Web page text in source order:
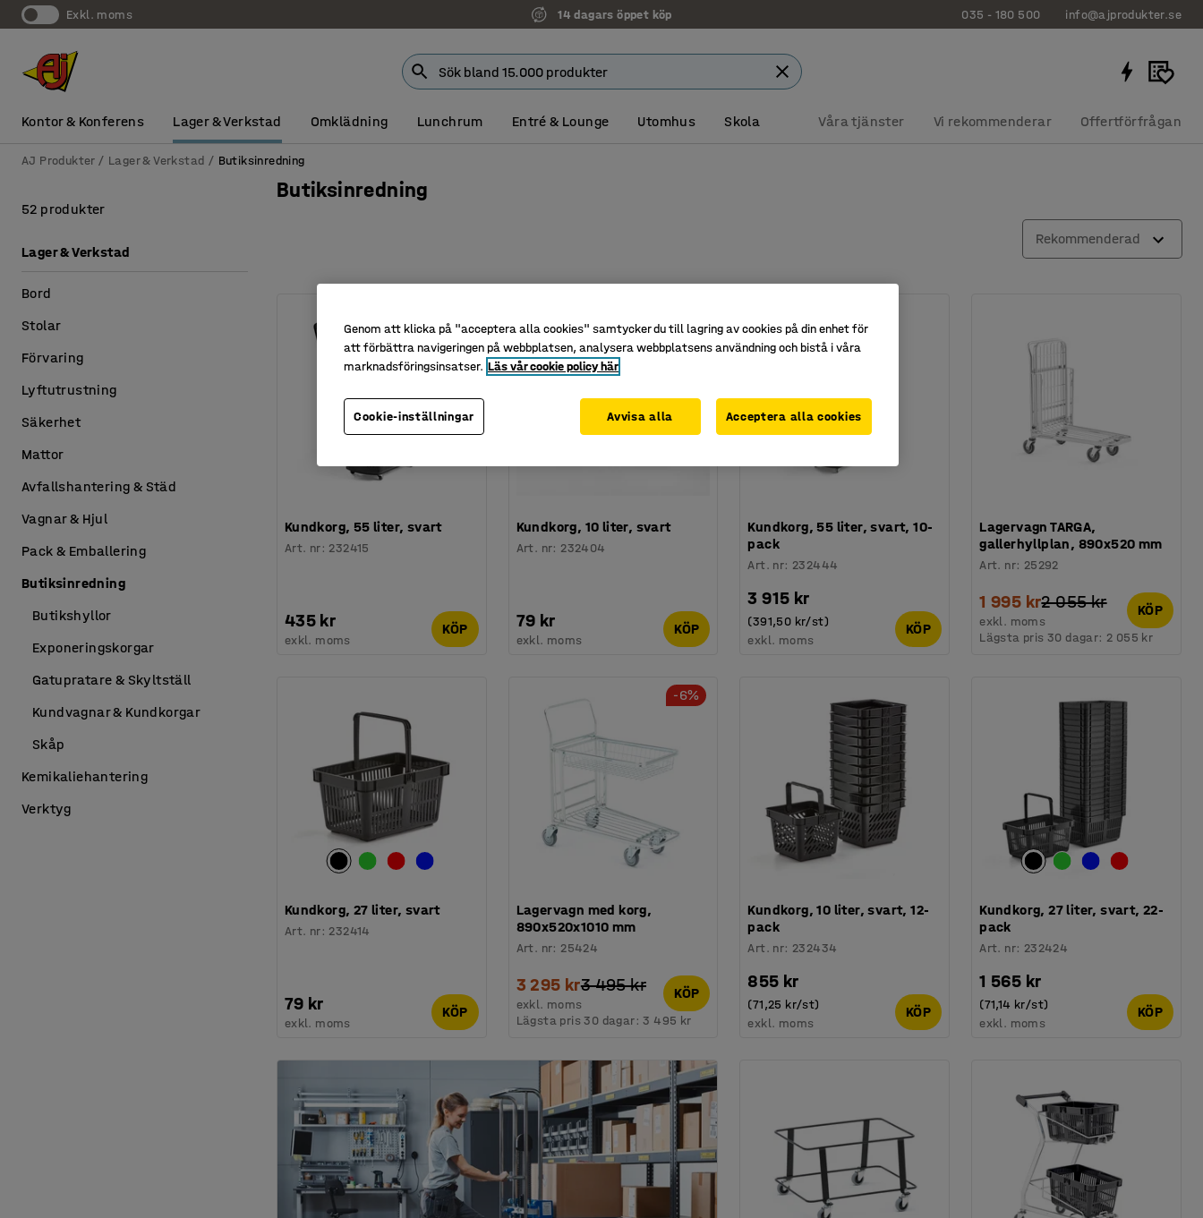
exkl. moms 14 dagars öppet köp 035 - 180 500 info@ajprodukter.se
Kontor & Konferens Lager & Verkstad Omklädning Lunchrum Entré & Lounge Utomhus Skola Våra tjänster Vi rekommenderar Offertförfrågan
AJ Produkter Lager & Verkstad Butiksinredning
Butiksinredning
Rekommenderad
Kundkorg, 55 liter, svart
Art. nr: 232415
435 kr
exkl. moms
KÖP
Kundkorg, 10 liter, svart
Art. nr: 232404
79 kr
exkl. moms
KÖP
Kundkorg, 55 liter, svart, 10-
pack
Art. nr: 232444
3 915 kr
(391,50 kr/st)
exkl. moms
KÖP
Lagervagn TARGA,
gallerhyllplan, 890x520 mm
Art. nr: 25292
1 995 kr2 055 kr
exkl. moms
KÖP
Lägsta pris 30 dagar: 2 055 kr
Kundkorg, 27 liter, svart
Art. nr: 232414
79 kr
exkl. moms
KÖP
-6%
Lagervagn med korg,
890x520x1010 mm
Art. nr: 25424
3 295 kr3 495 kr
exkl. moms
KÖP
Lägsta pris 30 dagar:3 495 kr
Kundkorg, 10 liter, svart, 12-
pack
Art. nr: 232434
855 kr
(71,25 kr/st)
exkl. moms
KÖP
Kundkorg, 27 liter, svart, 22-
pack
Art. nr: 232424
1 565 kr
(71,14 kr/st)
exkl. moms
KÖP
52 produkter
Lager & Verkstad
Bord
Stolar
Förvaring
Lyftutrustning
Säkerhet
Mattor
Avfallshantering & Städ
Vagnar & Hjul
Pack & Emballering
Butiksinredning
Butikshyllor
Exponeringskorgar
Gatupratare & Skyltställ
Kundvagnar & Kundkorgar
Skåp
Kemikaliehantering
Verktyg
Genom att klicka på "acceptera alla cookies" samtycker du till lagring av cookies på din enhet för
att förbättra navigeringen på webbplatsen, analysera webbplatsens användning och bistå i våra
marknadsföringsinsatser. Läs vår cookie policy här
Cookie-inställningar Avvisa alla Acceptera alla cookies